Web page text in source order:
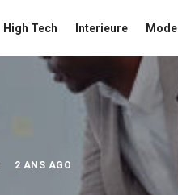
High Tech Interieure Mode
2 ANS AGO